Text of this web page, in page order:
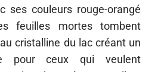
ses couleurs rouge-orangé
feuilles mortes tombent
cristalline du lac créant un
pour ceux qui veulent